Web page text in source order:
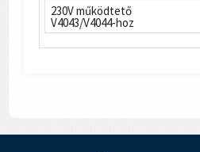
230V működtető
V4043/V4044-hoz